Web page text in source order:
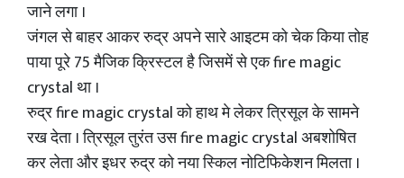
जाने लगा ।
जंगल से बाहर आकर रुद्र अपने सारे आइटम को चेक किया तोह
पाया पूरे 75 मैजिक क्रिस्टल है जिसमें से एक fire magic
crystal था ।
रुद्र fire magic crystal को हाथ मे लेकर त्रिसूल के सामने
रख देता । त्रिसूल तुरंत उस fire magic crystal अबशोषित
कर लेता और इधर रुद्र को नया स्किल नोटिफिकेशन मिलता ।